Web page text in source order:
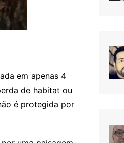
em apenas 4
de habitat ou
é protegida por